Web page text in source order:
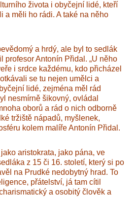
života i obyčejní lidé, kteří
a měli ho rádi. A také na něho
a hrdý, ale byl to sedlák
profesor Antonín Přidal. „U něho
i srdce každému, kdo přicházel
se tu nejen umělci a
lidé, zejména měl rád
nesmírně šikovný, ovládal
oborů a rád o nich odborně
tržiště nápadů, myšlenek,
kolem malíře Antonín Přidal.
aristokrata, jako pána, ve
z 15 či 16. století, který si po
na Prudké nedobytný hrad. To
přátelství, já tam cítil
a osobitý člověk a